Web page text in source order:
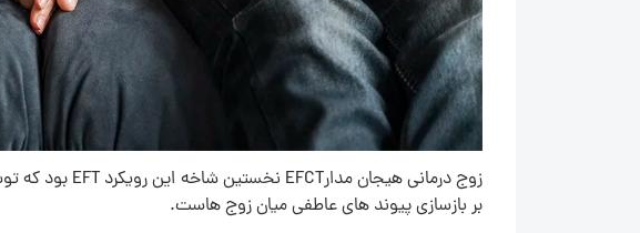
بر بازسازی پیوند های عاطفی میان زوج هاست.